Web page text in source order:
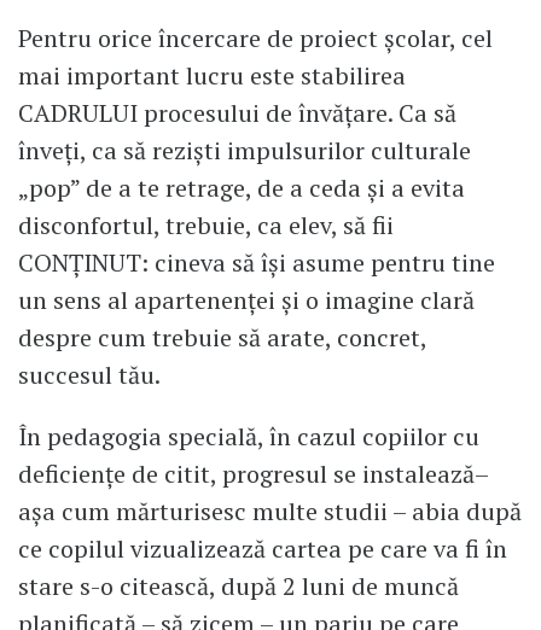
Pentru orice încercare de proiect școlar, cel
mai important lucru este stabilirea
CADRULUI procesului de învățare. Ca să
înveți, ca să reziști impulsurilor culturale
„pop” de a te retrage, de a ceda și a evita
disconfortul, trebuie, ca elev, să fii
CONȚINUT: cineva să își asume pentru tine
un sens al apartenenței și o imagine clară
despre cum trebuie să arate, concret,
succesul tău.
În pedagogia specială, în cazul copiilor cu
deficiențe de citit, progresul se instalează–
așa cum mărturisesc multe studii – abia după
ce copilul vizualizează cartea pe care va fi în
stare s-o citească, după 2 luni de muncă